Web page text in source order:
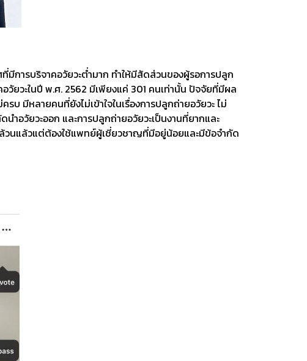
มีการบริจาคอวัยวะต่ำมาก ทำให้มีสัดส่วนของผู้รอการปลูก
ยวะในปี พ.ศ. 2562 มีเพียงแค่ 301 คนเท่านั้น ปัจจัยที่มีผล
บ มีหลายคนที่ยังไม่เข้าใจในเรื่องการปลูกถ่ายอวัยวะ ไม่
นำอวัยวะออก และการปลูกถ่ายอวัยวะเป็นงานที่ยากและ
ล้วนแล้วแต่ต้องใช้แพทย์ผู้เชี่ยวชาญที่มีอยู่น้อยและมีข้อจำกัด